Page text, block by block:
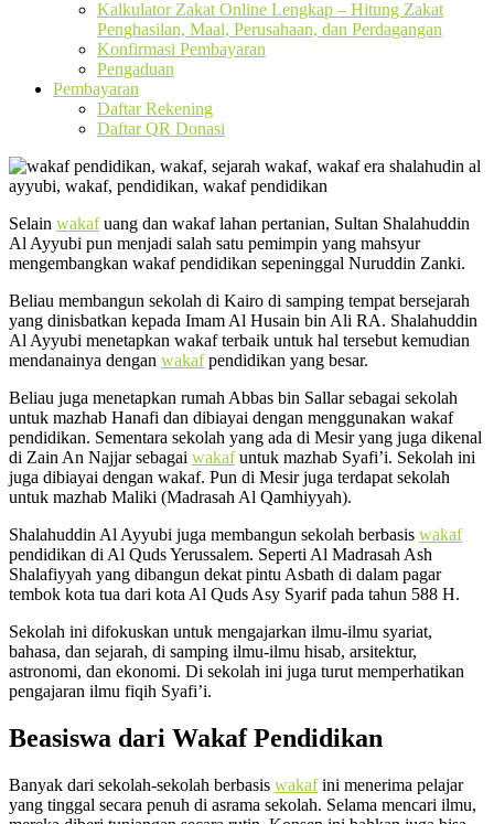
Kalkulator Zakat Online Lengkap – Hitung Zakat
Penghasilan, Maal, Perusahaan, dan Perdagangan
Konfirmasi Pembayaran
Pengaduan
Pembayaran
Daftar Rekening
Daftar QR Donasi
Selain wakafuang dan wakaf lahan pertanian, Sultan Shalahuddin
Al Ayyubi pun menjadi salah satu pemimpin yang mahsyur
mengembangkan wakaf pendidikan sepeninggal Nuruddin Zanki.
Beliau membangun sekolah di Kairo di samping tempat bersejarah
yang dinisbatkan kepada Imam Al Husain bin Ali RA. Shalahuddin
Al Ayyubi menetapkan wakaf terbaik untuk hal tersebut kemudian
mendanainya dengan wakafpendidikan yang besar.
Beliau juga menetapkan rumah Abbas bin Sallar sebagai sekolah
untuk mazhab Hanafi dan dibiayai dengan menggunakan wakaf
pendidikan. Sementara sekolah yang ada di Mesir yang juga dikenal
di Zain An Najjar sebagai wakafuntuk mazhab Syafi’i. Sekolah ini
juga dibiayai dengan wakaf. Pun di Mesir juga terdapat sekolah
untuk mazhab Maliki (Madrasah Al Qamhiyyah).
Shalahuddin Al Ayyubi juga membangun sekolah berbasis wakaf
pendidikan di Al Quds Yerussalem. Seperti Al Madrasah Ash
Shalafiyyah yang dibangun dekat pintu Asbath di dalam pagar
tembok kota tua dari kota Al Quds Asy Syarif pada tahun 588 H.
Sekolah ini difokuskan untuk mengajarkan ilmu-ilmu syariat,
bahasa, dan sejarah, di samping ilmu-ilmu hisab, arsitektur,
astronomi, dan ekonomi. Di sekolah ini juga turut memperhatikan
pengajaran ilmu fiqih Syafi’i.
Beasiswa dari Wakaf Pendidikan
Banyak dari sekolah-sekolah berbasis wakafini menerima pelajar
yang tinggal secara penuh di asrama sekolah. Selama mencari ilmu,